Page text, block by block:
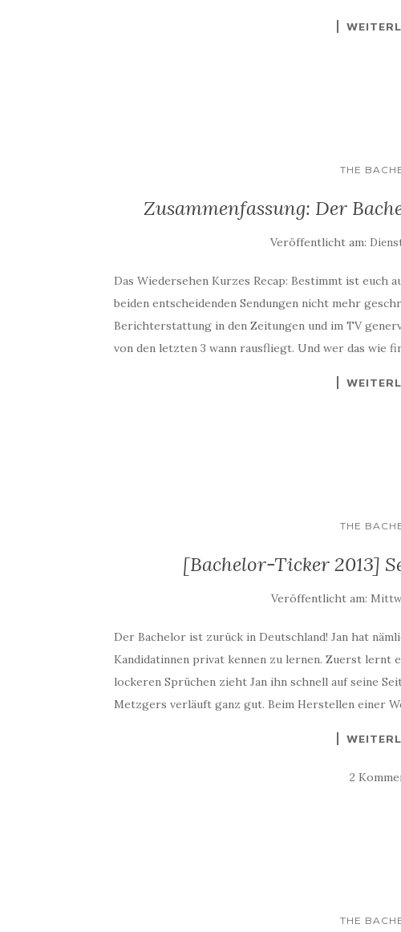
THE
Zusammenfassung: Der
Veröffentlicht am:
Das Wiedersehen Kurzes Recap: Bestimmt ist euch
beiden entscheidenden Sendungen nicht mehr
Berichterstattung in den Zeitungen und im TV
von den letzten 3 wann rausfliegt. Und wer das wie
THE
[Bachelor-Ticker 2013]
Veröffentlicht am:
Der Bachelor ist zurück in Deutschland! Jan hat
Kandidatinnen privat kennen zu lernen. Zuerst lernt
lockeren Sprüchen zieht Jan ihn schnell auf seine
Metzgers verläuft ganz gut. Beim Herstellen einer
2
THE